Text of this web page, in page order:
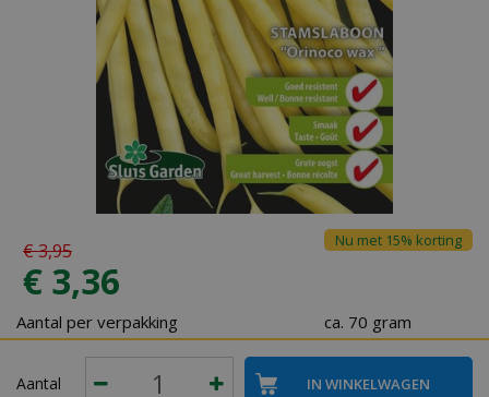
€3,95
€ 3,36
Nu met 15% korting
Aantal per verpakking ca. 70 gram
Aantal